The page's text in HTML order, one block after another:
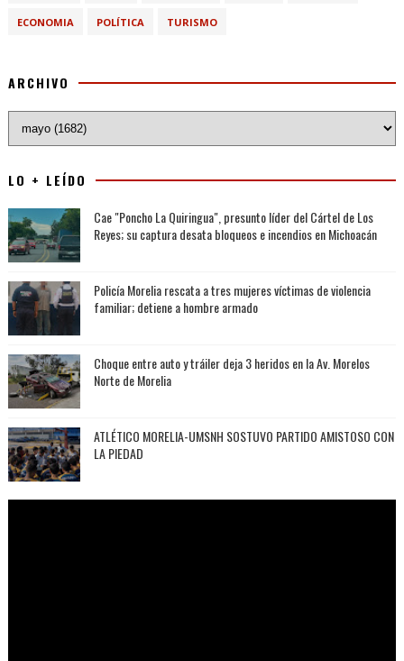
ECONOMIA POLÍTICA TURISMO
ARCHIVO
LO + LEÍDO
Cae "Poncho La Quiringua", presunto líder del Cártel de Los
Reyes; su captura desata bloqueos e incendios en Michoacán
Policía Morelia rescata a tres mujeres víctimas de violencia
familiar; detiene a hombre armado
Choque entre auto y tráiler deja 3 heridos en la Av. Morelos
Norte de Morelia
ATLÉTICO MORELIA-UMSNH SOSTUVO PARTIDO AMISTOSO CON
LA PIEDAD